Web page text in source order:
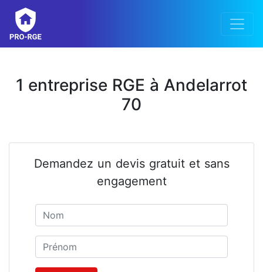
1 entreprise RGE à Andelarrot
70
Demandez un devis gratuit et sans
engagement
Prénom